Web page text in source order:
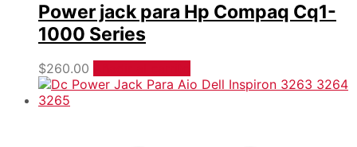
Power jack para Hp Compaq Cq1-
1000 Series
$260.00